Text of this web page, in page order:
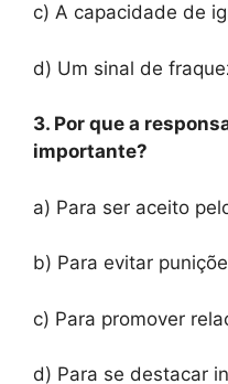
c) A capacidade de
d) Um sinal de
3. Por que a
importante?
a) Para ser aceito
b) Para evitar
c) Para promover
d) Para se destacar